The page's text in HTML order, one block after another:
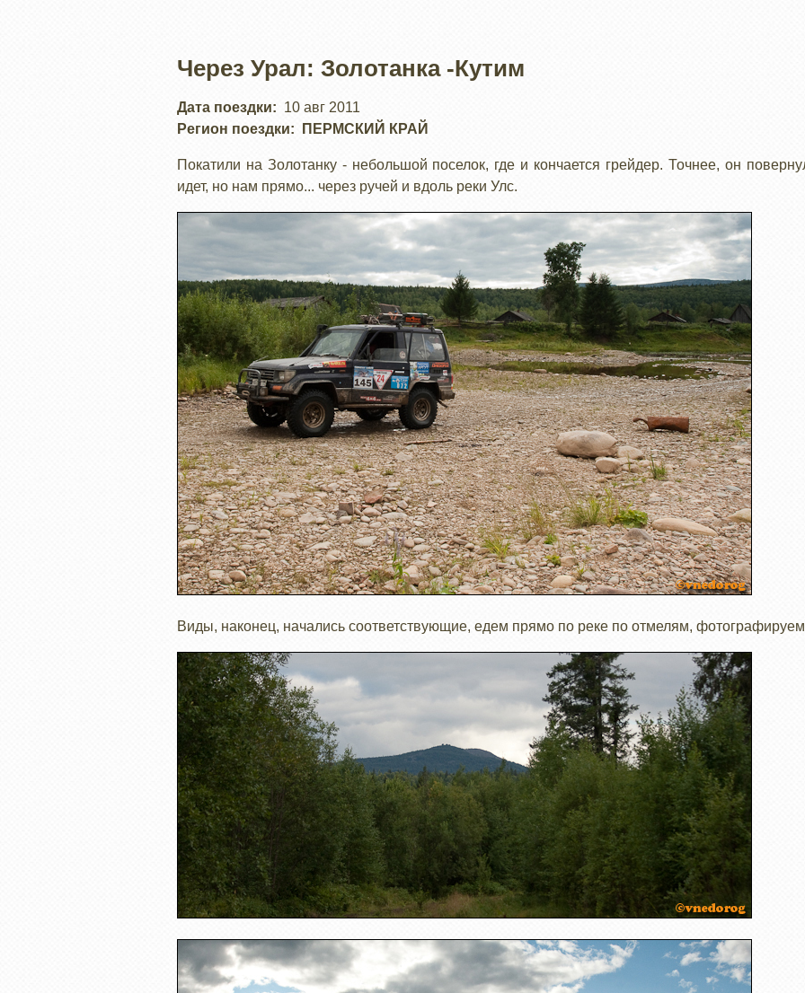
Через Урал: Золотанка -Кутим
Дата поездки
10 авг 2011
Регион поездки
ПЕРМСКИЙ КРАЙ
Покатили на Золотанку - небольшой поселок, где и кончается грейдер. Точнее, он
идет, но нам прямо... через ручей и вдоль реки Улс.
Виды, наконец, начались соответствующие, едем прямо по реке по отмелям,